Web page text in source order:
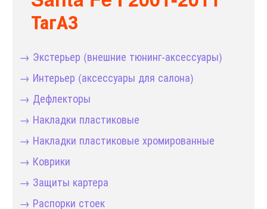
ТагАЗ
→ Экстерьер (внешние тюнинг-аксессуары)
→ Интерьер (аксессуары для салона)
→ Дефлекторы
→ Накладки пластиковые
→ Накладки пластиковые хромированные
→ Коврики
→ Защиты картера
→ Распорки стоек